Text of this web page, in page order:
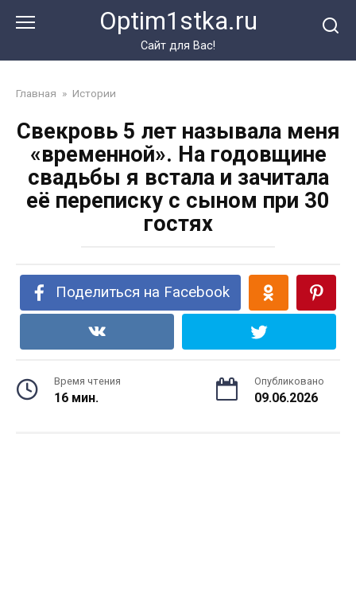
Optim1stka.ru
Сайт для Вас!
Главная » Истории
Свекровь 5 лет называла меня
«временной». На годовщине
свадьбы я встала и зачитала
её переписку с сыном при 30
гостях
Поделиться на Facebook
Время чтения
16 мин.
Опубликовано
09.06.2026